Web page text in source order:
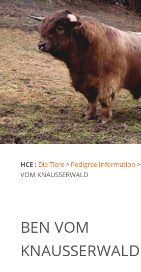
HCE : Die Tiere> Pedigree Information >
VOM KNAUSSERWALD
BEN VOM
KNAUSSERWALD